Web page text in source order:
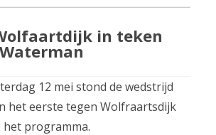
in teken
12 mei stond de wedstrijd
het eerste tegen Wolfraartsdijk
het programma.